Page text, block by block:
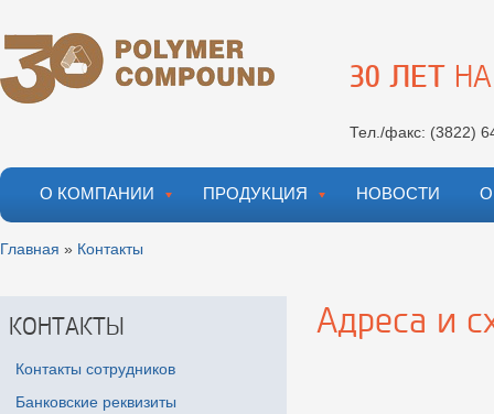
основному
содержанию
navigation
30 ЛЕТ
Тел./факс: (3822)
О КОМПАНИИ ПРОДУКЦИЯ НОВОСТИ
Вы здесь
Главная » Контакты
Адреса и
КОНТАКТЫ
Контакты сотрудников
Банковские реквизиты